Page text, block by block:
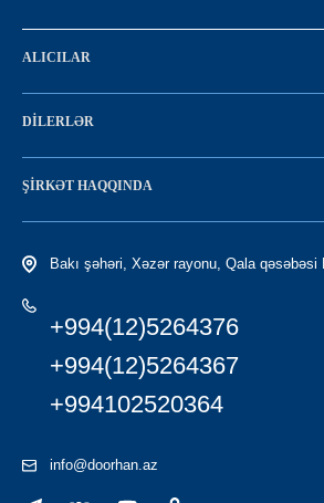
ALICILAR
SİFARİŞ VERİN
DILERLƏR
SATICI OLMAQ
LC-yə giriş
ŞIRKƏT HAQQINDA
Tariximiz
Bakı şəhəri, Xəzər rayonu, Qala
+994(12)5264376
+994(12)5264367
+994102520364
info@doorhan.az